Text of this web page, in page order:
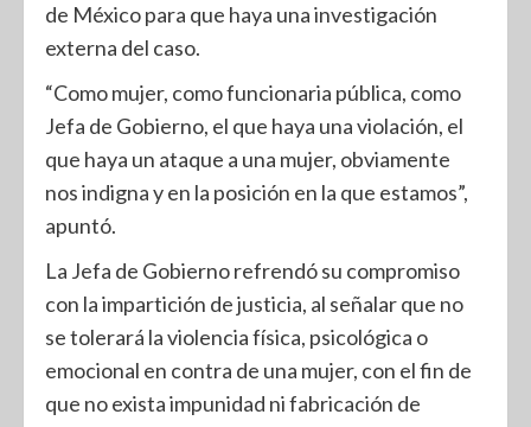
de México para que haya una investigación
externa del caso.
“Como mujer, como funcionaria pública, como
Jefa de Gobierno, el que haya una violación, el
que haya un ataque a una mujer, obviamente
nos indigna y en la posición en la que estamos”,
apuntó.
La Jefa de Gobierno refrendó su compromiso
con la impartición de justicia, al señalar que no
se tolerará la violencia física, psicológica o
emocional en contra de una mujer, con el fin de
que no exista impunidad ni fabricación de